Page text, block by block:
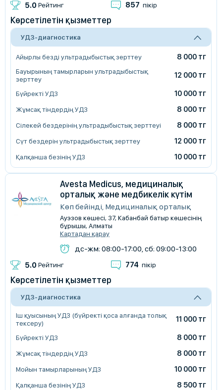
5.0 Рейтинг 857 пікір
Көрсетілетін қызметтер
УДЗ-диагностика
Айырлы безді ультрадыбыстық зерттеу 8 000 тг
Бауырының тамырларын ультрадыбыстық
зерттеу
12 000 тг
Бүйректі УДЗ 10 000 тг
Жұмсақ тіндердің УДЗ 8 000 тг
Сілекей бездерінің ультрадыбыстық зерттеуі 8 000 тг
Сүт бездерін ультрадыбыстық зерттеу 12 000 тг
Қалқанша безінің УДЗ 10 000 тг
Avesta Medicus, медициналық
орталық және медбикелік күтім
Көп бейінді, Медициналық орталық
Ауэзов көшесі, 37, Кабанбай батыр көшесінің
бұрышы, Алматы
Картадан қарау
дс-жм: 08:00-17:00, сб: 09:00-13:00
5.0 Рейтинг 774 пікір
Көрсетілетін қызметтер
УДЗ-диагностика
Іш қуысының УДЗ (бүйректі қоса алғанда толық
тексеру)
11 000 тг
Бүйректі УДЗ 8 000 тг
Жұмсақ тіндердің УДЗ 8 000 тг
Мойын тамырларының УДЗ 10 000 тг
Қалқанша безінің УДЗ 8 500 тг